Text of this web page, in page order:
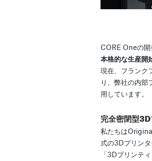
CORE Oneの開
本格的な生産開
現在、フランク
り、弊社の内部
用しています。
完全密閉型3D
私たちは
式の3Dプリン
「3Dプリンテ